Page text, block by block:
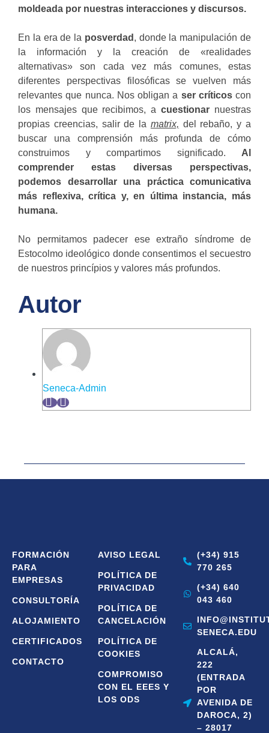
moldeada por nuestras interacciones y discursos.
En la era de la posverdad , donde la manipulación de
la información y la creación de «realidades
alternativas» son cada vez más comunes, estas
diferentes perspectivas filosóficas se vuelven más
relevantes que nunca. Nos obligan a ser críticoscon
los mensajes que recibimos, acuestionar nuestras
propias creencias, salir de la matrix, del rebaño, y a
buscar una comprensión más profunda de cómo
construimos y compartimos significado. Al
comprender estas diversas perspectivas,
podemos desarrollar una práctica comunicativa
más reflexiva, crítica y, en última instancia, más
humana.
No permitamos padecer ese extraño síndrome de
Estocolmo ideológico donde consentimos el secuestro
de nuestros princípios y valores más profundos.
Autor
Seneca-Admin
FORMACIÓN
PARA
EMPRESAS
CONSULTORÍA
ALOJAMIENTO
CERTIFICADOS
CONTACTO
AVISO LEGAL
POLÍTICA DE
PRIVACIDAD
POLÍTICA DE
CANCELACIÓN
POLÍTICA DE
COOKIES
COMPROMISO
CON EL EEES Y
LOS ODS
(+34) 915
770 265
(+34) 640
043 460
SENECA.EDU
ALCALÁ,
222
(ENTRADA
POR
AVENIDA DE
DAROCA, 2)
– 28017